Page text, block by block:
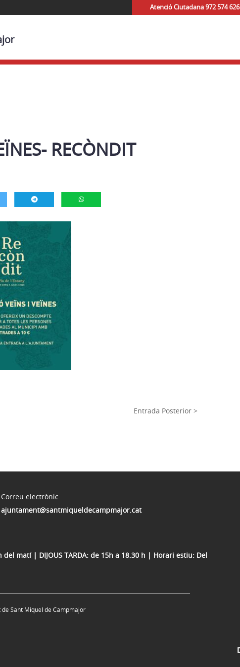
Atenció Ciutadana 972 574 626
RECÒNDIT
Entrada Posterior >
Correu electrònic
ajuntament@santmiqueldecampmajor.cat
del matí | DIJOUS TARDA: de 15h a 18.30 h | Horari estiu: Del
Sant Miquel de Campmajor